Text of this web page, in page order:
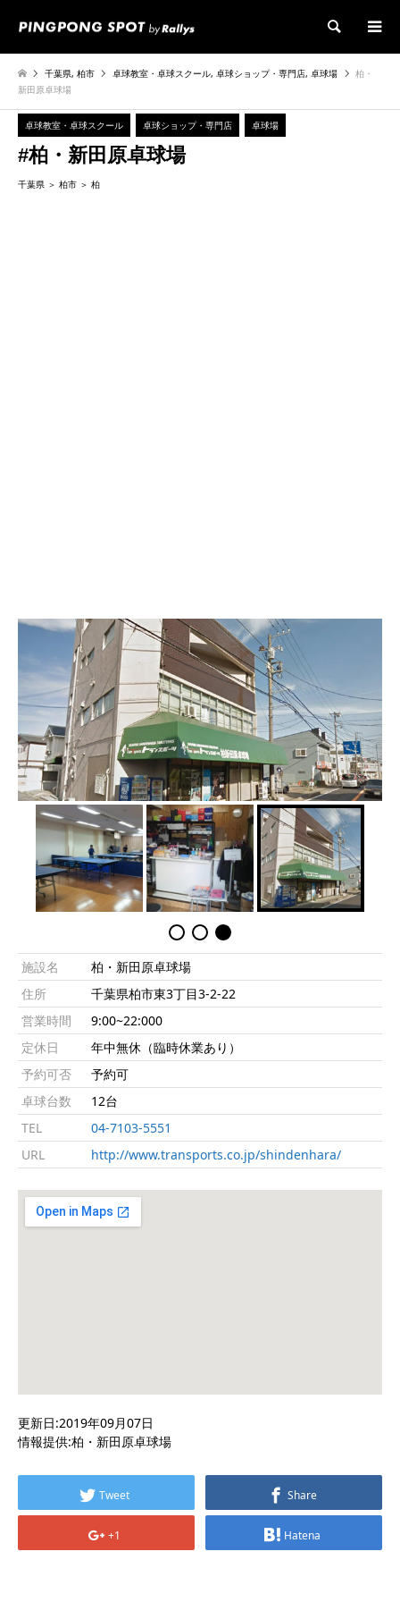
検索
千葉県,柏市 卓球教室・卓球スクール,卓球ショップ・専門店,卓球場
柏・
新田原卓球場
卓球教室・卓球スクール 卓球ショップ・専門店 卓球場
#柏・新田原卓球場
千葉県 柏市 柏
施設名
柏・新田原卓球場
住所
千葉県柏市東3丁目3-2-22
営業時間
9:00~22:000
定休日
年中無休（臨時休業あり）
予約可否
予約可
卓球台数
12台
TEL
04-7103-5551
URL
http://www.transports.co.jp/shindenhara/
更新日:2019年09月07日
情報提供:柏・新田原卓球場
Tweet Share
+1 Hatena